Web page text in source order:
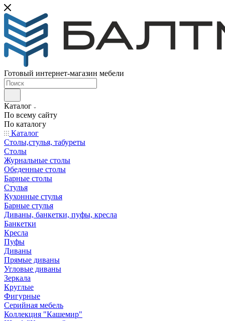
Готовый интернет-магазин мебели
Каталог
По всему сайту
По каталогу
Каталог
Столы,стулья, табуреты
Столы
Журнальные столы
Обеденные столы
Барные столы
Стулья
Кухонные стулья
Барные стулья
Диваны, банкетки, пуфы, кресла
Банкетки
Кресла
Пуфы
Диваны
Прямые диваны
Угловые диваны
Зеркала
Круглые
Фигурные
Серийная мебель
Коллекция "Кашемир"